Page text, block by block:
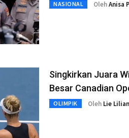
NASIONAL OlehAnisa
Singkirkan Juara
Besar Canadian
OLIMPIK Oleh Lie